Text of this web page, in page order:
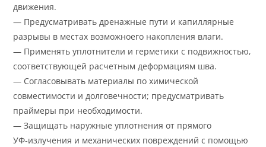
движения.
— Предусматривать дренажные пути и капиллярные
разрывы в местах возможноeго накопления влаги.
— Применять уплотнители и герметики с подвижностью,
соответствующей расчетным деформациям шва.
— Согласовывать материалы по химической
совместимости и долговечности; предусматривать
праймеры при необходимости.
— Защищать наружные уплотнения от прямого
УФ‑излучения и механических повреждений с помощью